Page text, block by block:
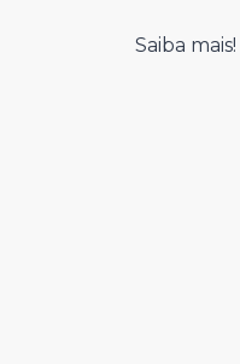
Saiba mais!